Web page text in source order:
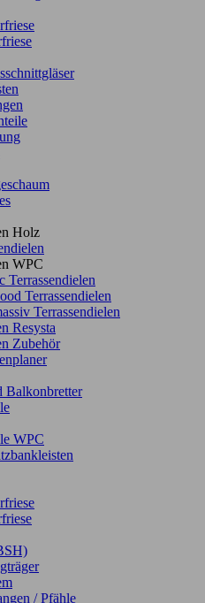
Holz
WPC
Terrassendielen
Terrassendielen
Terrassendielen
Resysta
Zubehör
Balkonbretter
WPC
/ Pfähle